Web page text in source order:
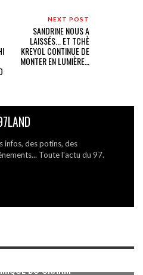
NEXT POST
SANDRINE NOUS A
LAISSÉS... ET TCHÈ
KREYOL CONTINUE DE
MONTER EN LUMIÈRE…
infos, des potins, des
Toute l'actu du 97.
DU CNARM